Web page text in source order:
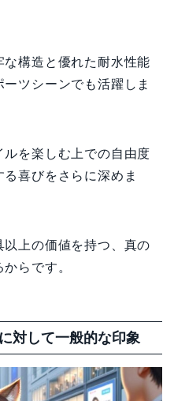
構造と優れた耐水性能
ツシーンでも活躍しま
を楽しむ上での自由度
喜びをさらに深めま
上の価値を持つ、真の
らです。
対して一般的な印象